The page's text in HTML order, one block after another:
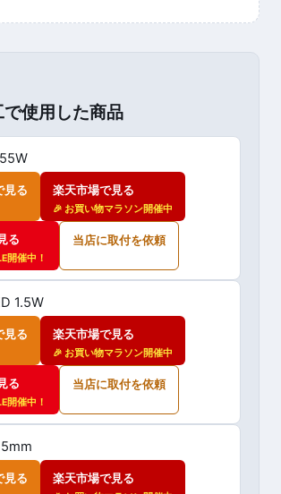
で使用した商品
る 楽天市場で見る
🎉 お買い物マラソン開催中
る
開催中！
当店に取付を依頼
1.5W
る 楽天市場で見る
🎉 お買い物マラソン開催中
る
開催中！
当店に取付を依頼
る 楽天市場で見る